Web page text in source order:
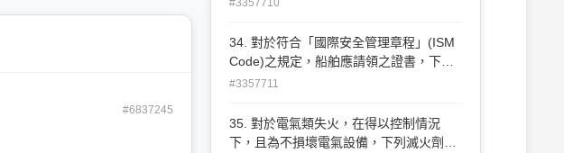
#6837245
#3357710
34. 對於符合「國際安全管理章程」(ISM
Code)之規定，船舶應請領之證書，下列
何者為正確？ (A)船舶安全管理證書
際船舶保安證書(ISPS) (D)以上皆是
#3357711
35. 對於電氣類失火，在得以控制情況
下，且為不損壞電氣設備，下列滅火劑中